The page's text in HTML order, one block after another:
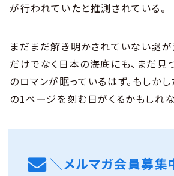
が行われていたと推測されている。
まだまだ解き明かされていない謎
だけでなく日本の海底にも、まだ見
のロマンが眠っているはず。もしか
の1ページを刻む日がくるかもしれな
＼メルマガ会員募集